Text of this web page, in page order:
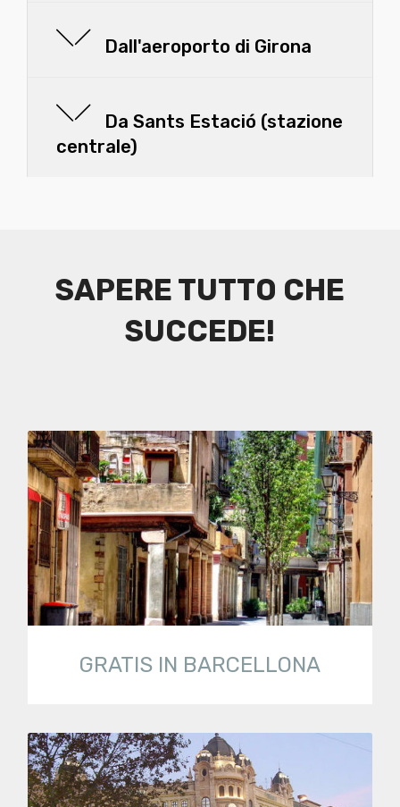
Dall'aeroporto di Girona
Da Sants Estació (stazione
centrale)
SAPERE TUTTO CHE
SUCCEDE!
GRATIS IN BARCELLONA